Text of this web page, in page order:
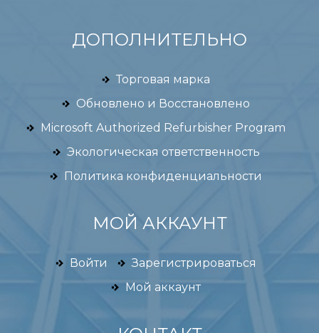
ДОПОЛНИТЕЛЬНО
Торговая марка
Обновлено и Восстановлено
Microsoft Authorized Refurbisher Program
Экологическая ответственность
Политика конфиденциальности
МОЙ АККАУНТ
Войти
Зарегистрироваться
Мой аккаунт